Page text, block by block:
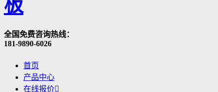
全国免费咨询热线：
181-9890-6026
首页
产品中心
在线报价